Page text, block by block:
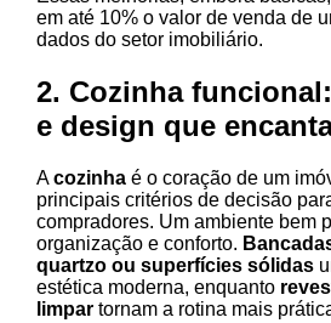
em até 10% o valor de venda de
dados do setor imobiliário.
2. Cozinha funcional:
e design que
Acozinha é o coração de um
principais critérios de decisão
compradores. Um ambiente bem
organização e conforto.
quartzo ou superfícies sólidas
estética moderna, enquanto
limpar tornam a rotina mais